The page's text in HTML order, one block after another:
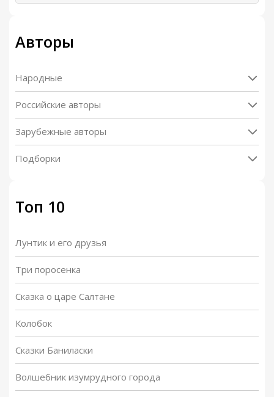
Авторы
Народные
Российские авторы
Зарубежные авторы
Подборки
Топ 10
Лунтик и его друзья
Три поросенка
Сказка о царе Салтане
Колобок
Сказки Баниласки
Волшебник изумрудного города